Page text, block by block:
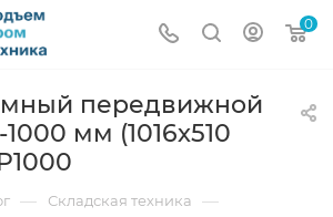
0
передвижной
мм (1016х510
— Складская техника —